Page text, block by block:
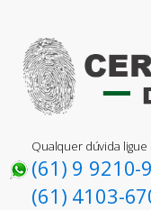
Qualquer dúvida
(61) 9 9210-
(61) 4103-